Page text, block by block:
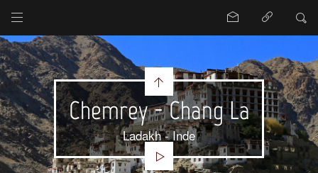
Chemrey - Chang La
Ladakh - Inde